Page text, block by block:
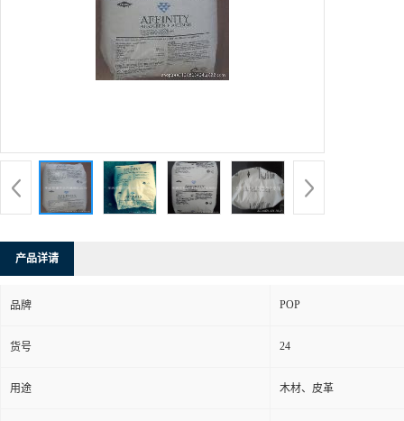
产品详请
品牌 POP
货号 24
用途 木材、皮革